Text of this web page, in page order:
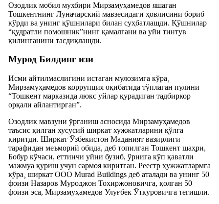
Озодлик мобил мухбири Мирзамуҳамедов яшаган
Тошкентнинг Луначарский мавзесидаги ҳовлисини бориб
кўрди ва унинг қўшнилари билан суҳбатлашди. Қўшнилар
“қудратли помошник”нинг қамалгани ва уйи тинтув
қилинганини тасдиқлашди.
Мурод Билдинг изи
Исми айтилмаслигини истаган мулозимга кўра¸
Мирзамуҳамедов коррупция оқибатида тўплаган пулини
“Тошкент марказида люкс уйлар қурадиган тадбиркор
орқали айлантирган”.
Озодлик мавзуни ўрганиш асносида Мирзамуҳамедов
таъсис қилган хусусий ширкат хужжатларини қўлга
киритди. Ширкат Ўзбекистон Маданият вазирлиги
тарафидан меъморий обида, деб топилган Тошкент шаҳри,
Бобур кўчаси, еттинчи уйни бузиб, ўрнига кўп қаватли
мажмуа қуриш учун сармоя киритган. Реестр ҳужжатлармга
кўра¸ ширкат ООО Murad Buildings деб аталади ва унинг 50
фоизи Назаров Муроджон Тохиржоновичга, қолган 50
фоизи эса, Мирзамуҳамедов Улуғбек Ўткуровичга тегишли.